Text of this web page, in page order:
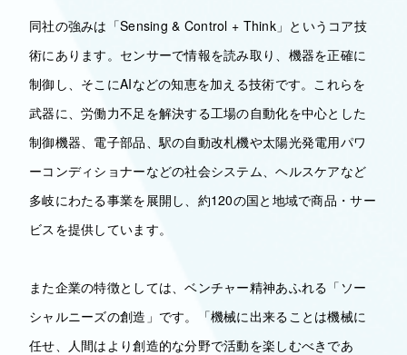
同社の強みは「Sensing & Control + Think」というコア技
術にあります。センサーで情報を読み取り、機器を正確に
制御し、そこにAIなどの知恵を加える技術です。これらを
武器に、労働力不足を解決する工場の自動化を中心とした
制御機器、電子部品、駅の自動改札機や太陽光発電用パワ
ーコンディショナーなどの社会システム、ヘルスケアなど
多岐にわたる事業を展開し、約120の国と地域で商品・サー
ビスを提供しています。
また企業の特徴としては、ベンチャー精神あふれる「ソー
シャルニーズの創造」です。「機械に出来ることは機械に
任せ、人間はより創造的な分野で活動を楽しむべきであ